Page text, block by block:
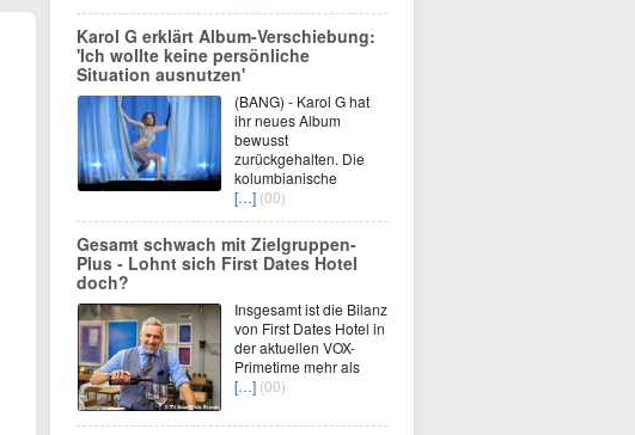
Karol G erklärt Album-Verschiebung:
'Ich wollte keine persönliche
Situation ausnutzen'
(BANG) - Karol G hat
ihr neues Album
bewusst
zurückgehalten. Die
kolumbianische
[…] (00)
Gesamt schwach mit Zielgruppen-
Plus - Lohnt sich First Dates Hotel
doch?
Insgesamt ist die Bilanz
von First Dates Hotel in
der aktuellen VOX-
Primetime mehr als
[…] (00)